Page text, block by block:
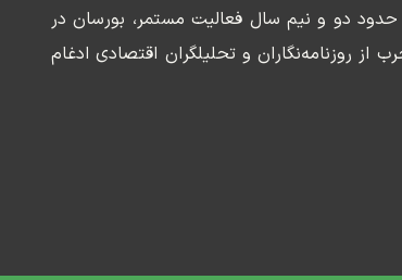
دو و نیم سال فعالیت مستمر، بورسان در
مجرب از روزنامه‌نگاران و تحلیلگران اقتصادی ادغام